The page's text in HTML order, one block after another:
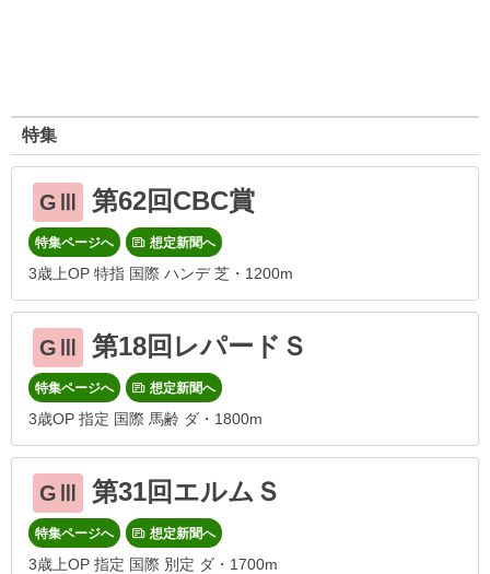
特集
GⅢ 第62回CBC賞
特集ページへ 想定新聞へ
3歳上OP 特指 国際 ハンデ 芝・1200m
GⅢ 第18回レパードＳ
特集ページへ 想定新聞へ
3歳OP 指定 国際 馬齢 ダ・1800m
GⅢ 第31回エルムＳ
特集ページへ 想定新聞へ
3歳上OP 指定 国際 別定 ダ・1700m